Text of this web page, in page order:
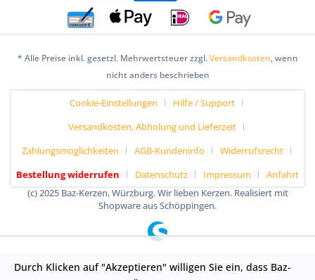
* Alle Preise inkl. gesetzl. Mehrwertsteuer zzgl.Versandkosten, wenn
nicht anders beschrieben
Cookie-Einstellungen
Hilfe / Support
Versandkosten, Abholung und Lieferzeit
Zahlungsmöglichkeiten
AGB-Kundeninfo
Widerrufsrecht
Bestellung widerrufen
Datenschutz Impressum
Anfahrt
(c) 2025 Baz-Kerzen, Würzburg. Wir lieben Kerzen. Realisiert mit
Shopware aus Schöppingen.
Durch Klicken auf "Akzeptieren" willigen Sie ein, dass Baz-